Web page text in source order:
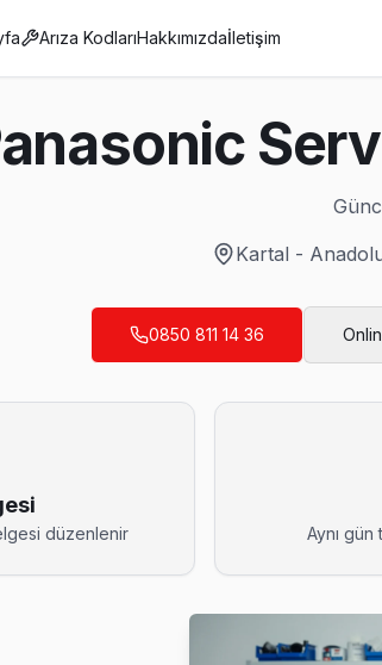
TV Servis
TV fiyat teklifi almak istiyorsanız arıza
yok sorununu genellikle backlight led
Arıza KodlarıHakkımızdaİletişim
Kartal -
0850 811 14 36
düzenlenir Aynı gün